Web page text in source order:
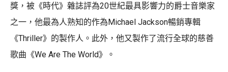
獎，被《時代》雜誌評為20世紀最具影響力的爵士音樂家
之一，他最為人熟知的作為Michael Jackson暢銷專輯
《Thriller》的製作人。此外，他又製作了流行全球的慈善
歌曲《We Are The World》。